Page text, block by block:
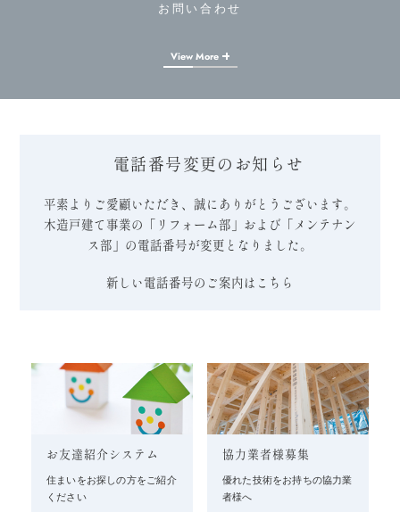
お問い合わせ
View More
電話番号変更のお知らせ
平素よりご愛顧いただき、誠にありがとうございます。
木造戸建て事業の「リフォーム部」および「メンテナン
ス部」の電話番号が変更となりました。
新しい電話番号のご案内はこちら
お友達紹介システム
住まいをお探しの方をご紹介
ください
協力業者様募集
優れた技術をお持ちの協力業
者様へ